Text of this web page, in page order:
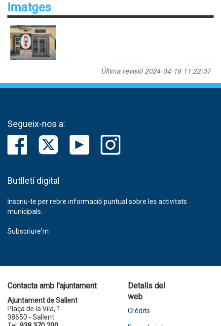
Imatges
Última revisió 2024-04-18 11:22:37
Segueix-nos a:
Butlletí digital
Inscriu-te per rebre informació puntual sobre les activitats
municipals.
Subscriure'm
Contacta amb l'ajuntament
Ajuntament de Sallent
Plaça de la Vila, 1
08650 - Sallent
Detalls del
web
Crèdits